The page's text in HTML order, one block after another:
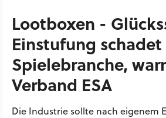
Lootboxen -
Einstufung
Spielebranche,
Verband ESA
Die Industrie sollte nach eigenem